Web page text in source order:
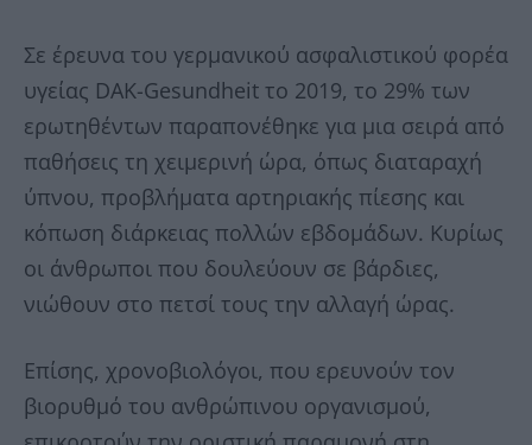
Σε έρευνα του γερμανικού ασφαλιστικού φορέα
υγείας DAK-Gesundheit το 2019, το 29% των
ερωτηθέντων παραπονέθηκε για μια σειρά από
παθήσεις τη χειμερινή ώρα, όπως διαταραχή
ύπνου, προβλήματα αρτηριακής πίεσης και
κόπωση διάρκειας πολλών εβδομάδων. Κυρίως
οι άνθρωποι που δουλεύουν σε βάρδιες,
νιώθουν στο πετσί τους την αλλαγή ώρας.
Επίσης, χρονοβιολόγοι, που ερευνούν τον
βιορυθμό του ανθρώπινου οργανισμού,